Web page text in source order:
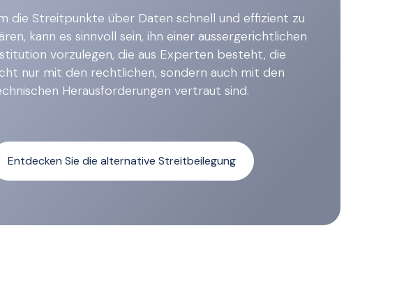
die Streitpunkte über Daten schnell und effizient zu
kann es sinnvoll sein, ihn einer aussergerichtlichen
vorzulegen, die aus Experten besteht, die
nur mit den rechtlichen, sondern auch mit den
Herausforderungen vertraut sind.
Entdecken Sie die alternative Streitbeilegung